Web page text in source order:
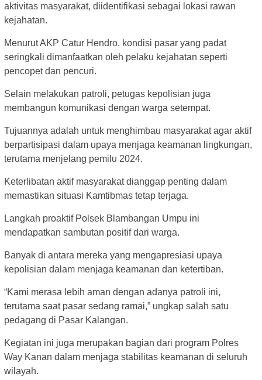
aktivitas masyarakat, diidentifikasi sebagai lokasi rawan
kejahatan.
Menurut AKP Catur Hendro, kondisi pasar yang padat
seringkali dimanfaatkan oleh pelaku kejahatan seperti
pencopet dan pencuri.
Selain melakukan patroli, petugas kepolisian juga
membangun komunikasi dengan warga setempat.
Tujuannya adalah untuk menghimbau masyarakat agar aktif
berpartisipasi dalam upaya menjaga keamanan lingkungan,
terutama menjelang pemilu 2024.
Keterlibatan aktif masyarakat dianggap penting dalam
memastikan situasi Kamtibmas tetap terjaga.
Langkah proaktif Polsek Blambangan Umpu ini
mendapatkan sambutan positif dari warga.
Banyak di antara mereka yang mengapresiasi upaya
kepolisian dalam menjaga keamanan dan ketertiban.
“Kami merasa lebih aman dengan adanya patroli ini,
terutama saat pasar sedang ramai,” ungkap salah satu
pedagang di Pasar Kalangan.
Kegiatan ini juga merupakan bagian dari program Polres
Way Kanan dalam menjaga stabilitas keamanan di seluruh
wilayah.